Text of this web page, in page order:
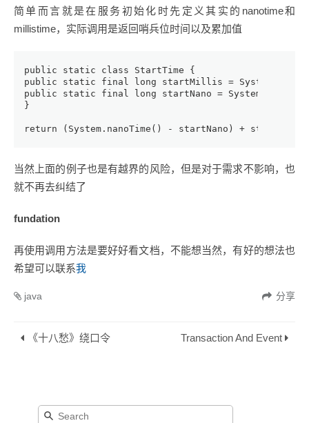
简单而言就是在服务初始化时先定义其实的nanotime和
millistime，实际调用是返回哨兵位时间以及累加值
public static class StartTime {
public static final long startMillis =
public static final long startNano =
}
return (System.nanoTime() - startNano) +
当然上面的例子也是有越界的风险，但是对于需求不影响，也
就不再去纠结了
fundation
再使用调用方法是要好好看文档，不能想当然，有好的想法也
希望可以联系我
分享
java
《十八愁》绕口令 Transaction And Event